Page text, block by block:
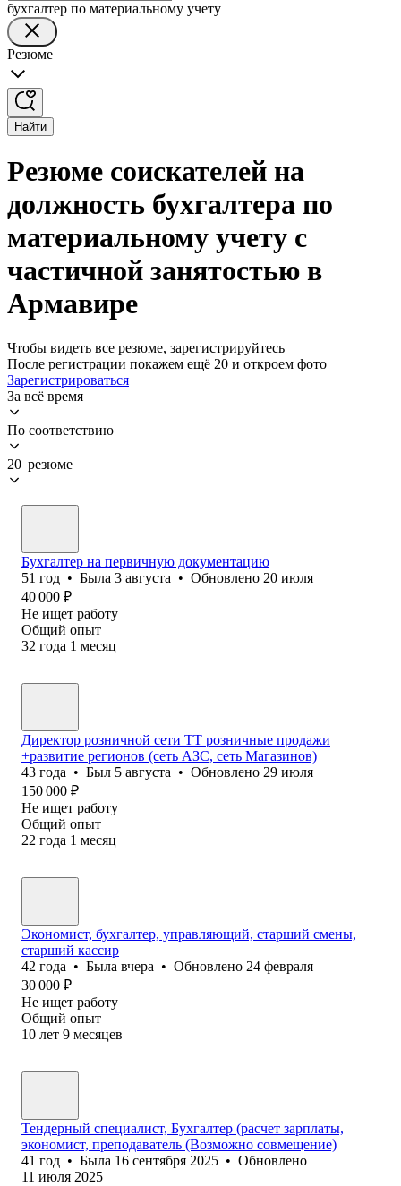
бухгалтер по материальному учету
Резюме
Найти
Резюме соискателей на
должность бухгалтера по
материальному учету с
частичной занятостью в
Армавире
Чтобы видеть все резюме, зарегистрируйтесь
После регистрации покажем ещё 20 и откроем фото
Зарегистрироваться
За всё время
По соответствию
20 резюме
Бухгалтер на первичную документацию
51 год • Была 3 августа • Обновлено 20 июля
40 000 ₽
Не ищет работу
Общий опыт
32 года 1 месяц
Директор розничной сети ТТ розничные продажи
+развитие регионов (сеть АЗС, сеть Магазинов)
43 года • Был 5 августа • Обновлено 29 июля
150 000 ₽
Не ищет работу
Общий опыт
22 года 1 месяц
Экономист, бухгалтер, управляющий, старший смены,
старший кассир
42 года • Была вчера • Обновлено 24 февраля
30 000 ₽
Не ищет работу
Общий опыт
10 лет 9 месяцев
Тендерный специалист, Бухгалтер (расчет зарплаты,
экономист, преподаватель (Возможно совмещение)
41 год • Была 16 сентября 2025 • Обновлено
11 июля 2025